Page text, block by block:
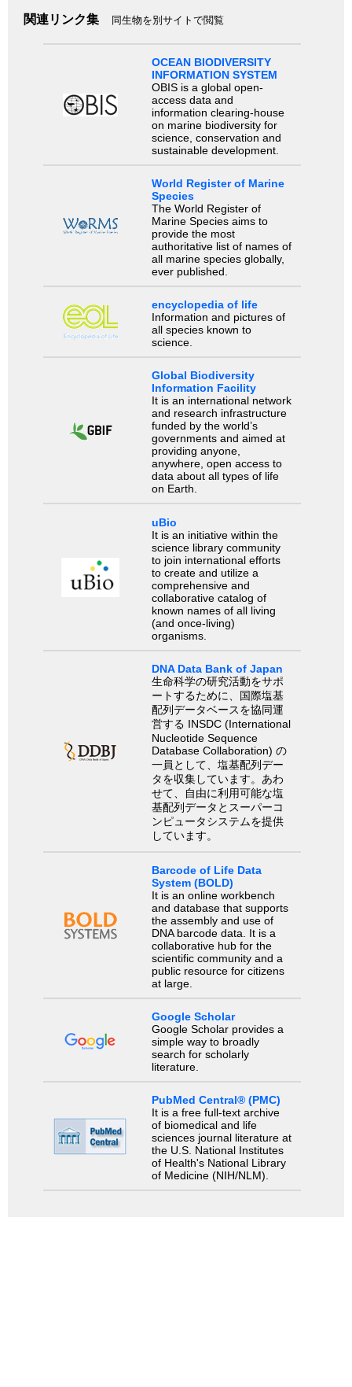
関連リンク集 同生物を別サイトで閲覧
OCEAN BIODIVERSITY
INFORMATION SYSTEM
OBIS is a global open-
access data and
information clearing-house
on marine biodiversity for
science, conservation and
sustainable development.
World Register of Marine
Species
The World Register of
Marine Species aims to
provide the most
authoritative list of names of
all marine species globally,
ever published.
encyclopedia of life
Information and pictures of
all species known to
science.
Global Biodiversity
Information Facility
It is an international network
and research infrastructure
funded by the world’s
governments and aimed at
providing anyone,
anywhere, open access to
data about all types of life
on Earth.
uBio
It is an initiative within the
science library community
to join international efforts
to create and utilize a
comprehensive and
collaborative catalog of
known names of all living
(and once-living)
organisms.
DNA Data Bank of Japan
生命科学の研究活動をサポ
ートするために、国際塩基
配列データベースを協同運
営する INSDC (International
Nucleotide Sequence
Database Collaboration) の
一員として、塩基配列デー
タを収集しています。あわ
せて、自由に利用可能な塩
基配列データとスーパーコ
ンピュータシステムを提供
しています。
Barcode of Life Data
System (BOLD)
It is an online workbench
and database that supports
the assembly and use of
DNA barcode data. It is a
collaborative hub for the
scientific community and a
public resource for citizens
at large.
Google Scholar
Google Scholar provides a
simple way to broadly
search for scholarly
literature.
PubMed Central® (PMC)
It is a free full-text archive
of biomedical and life
sciences journal literature at
the U.S. National Institutes
of Health's National Library
of Medicine (NIH/NLM).